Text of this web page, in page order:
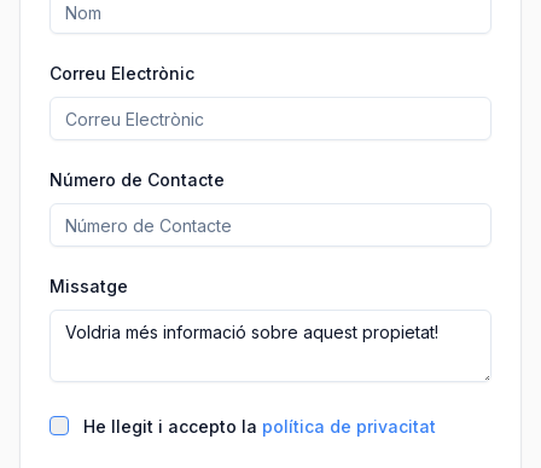
Correu Electrònic
Número de Contacte
Missatge
He llegit i accepto la política de privacitat